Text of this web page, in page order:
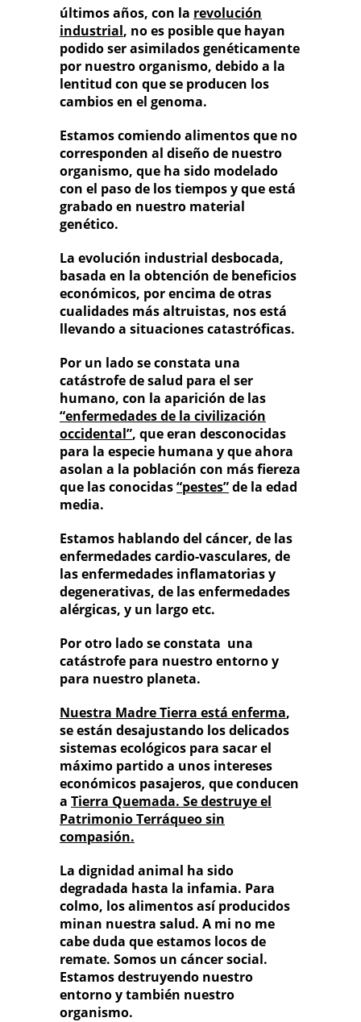
últimos años, con la revolución
industrial, no es posible que hayan
podido ser asimilados genéticamente
por nuestro organismo, debido a la
lentitud con que se producen los
cambios en el genoma.
Estamos comiendo alimentos que no
corresponden al diseño de nuestro
organismo, que ha sido modelado
con el paso de los tiempos y que está
grabado en nuestro material
genético.
La evolución industrial desbocada,
basada en la obtención de beneficios
económicos, por encima de otras
cualidades más altruistas, nos está
llevando a situaciones catastróficas.
Por un lado se constata una
catástrofe de salud para el ser
humano, con la aparición de las
“enfermedades de la civilización
occidental”, que eran desconocidas
para la especie humana y que ahora
asolan a la población con más fiereza
que las conocidas“pestes”de la edad
media.
Estamos hablando del cáncer, de las
enfermedades cardio-vasculares, de
las enfermedades inflamatorias y
degenerativas, de las enfermedades
alérgicas, y un largo etc.
Por otro lado se constata una
catástrofe para nuestro entorno y
para nuestro planeta.
Nuestra Madre Tierra está enferma,
se están desajustando los delicados
sistemas ecológicos para sacar el
máximo partido a unos intereses
económicos pasajeros, que conducen
a Tierra Quemada. Se destruye el
Patrimonio Terráqueo sin
compasión.
La dignidad animal ha sido
degradada hasta la infamia. Para
colmo, los alimentos así producidos
minan nuestra salud. A mi no me
cabe duda que estamos locos de
remate. Somos un cáncer social.
Estamos destruyendo nuestro
entorno y también nuestro
organismo.